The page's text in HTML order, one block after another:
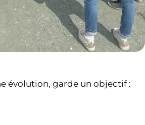
évolution, garde un objectif :